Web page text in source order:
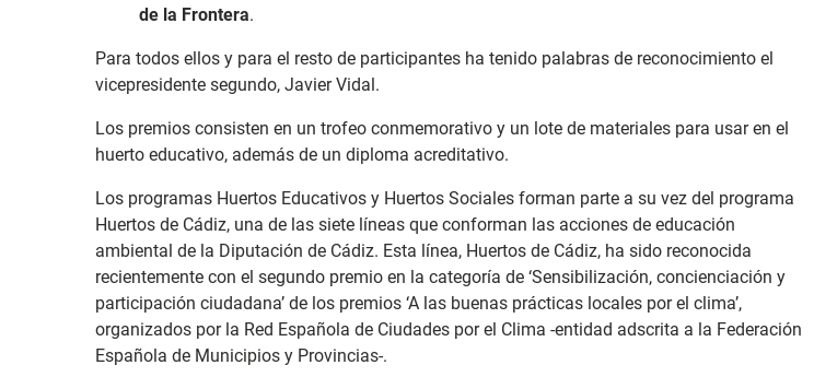
de la Frontera.
Para todos ellos y para el resto de participantes ha tenido palabras de reconocimiento el
vicepresidente segundo, Javier Vidal.
Los premios consisten en un trofeo conmemorativo y un lote de materiales para usar en el
huerto educativo, además de un diploma acreditativo.
Los programas Huertos Educativos y Huertos Sociales forman parte a su vez del programa
Huertos de Cádiz, una de las siete líneas que conforman las acciones de educación
ambiental de la Diputación de Cádiz. Esta línea, Huertos de Cádiz, ha sido reconocida
recientemente con el segundo premio en la categoría de ‘Sensibilización, concienciación y
participación ciudadana’ de los premios ‘A las buenas prácticas locales por el clima’,
organizados por la Red Española de Ciudades por el Clima -entidad adscrita a la Federación
Española de Municipios y Provincias-.